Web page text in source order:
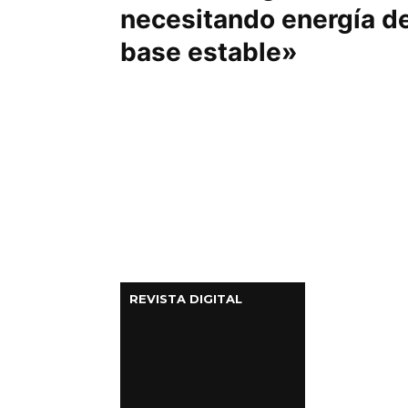
necesitando energía
base estable»
REVISTA DIGITAL